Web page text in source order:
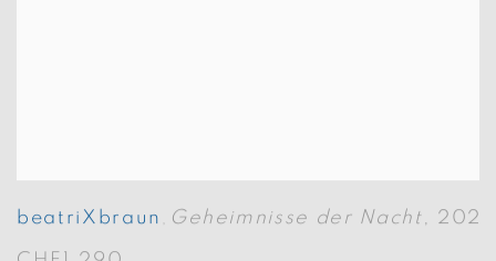
beatriXbraun Geheimnisse der Nacht,